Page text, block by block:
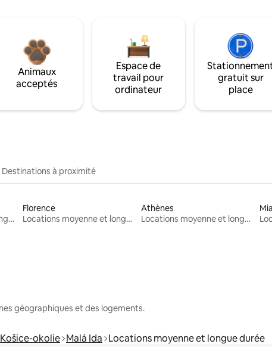
Animaux
acceptés
Espace de
travail pour
ordinateur
gratuit sur
place
Destinations à proximité
Locations moyenne et longue durée
Florence
Locations moyenne et longue durée
Athènes
Locations moyenne et longue durée
géographiques et des logements.
okolie Malá Ida Locations moyenne et longue durée